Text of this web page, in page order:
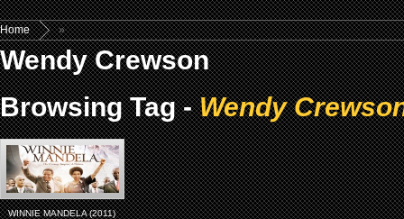
Home »
Wendy Crewson
Browsing Tag -Wendy
WINNIE MANDELA (2011)